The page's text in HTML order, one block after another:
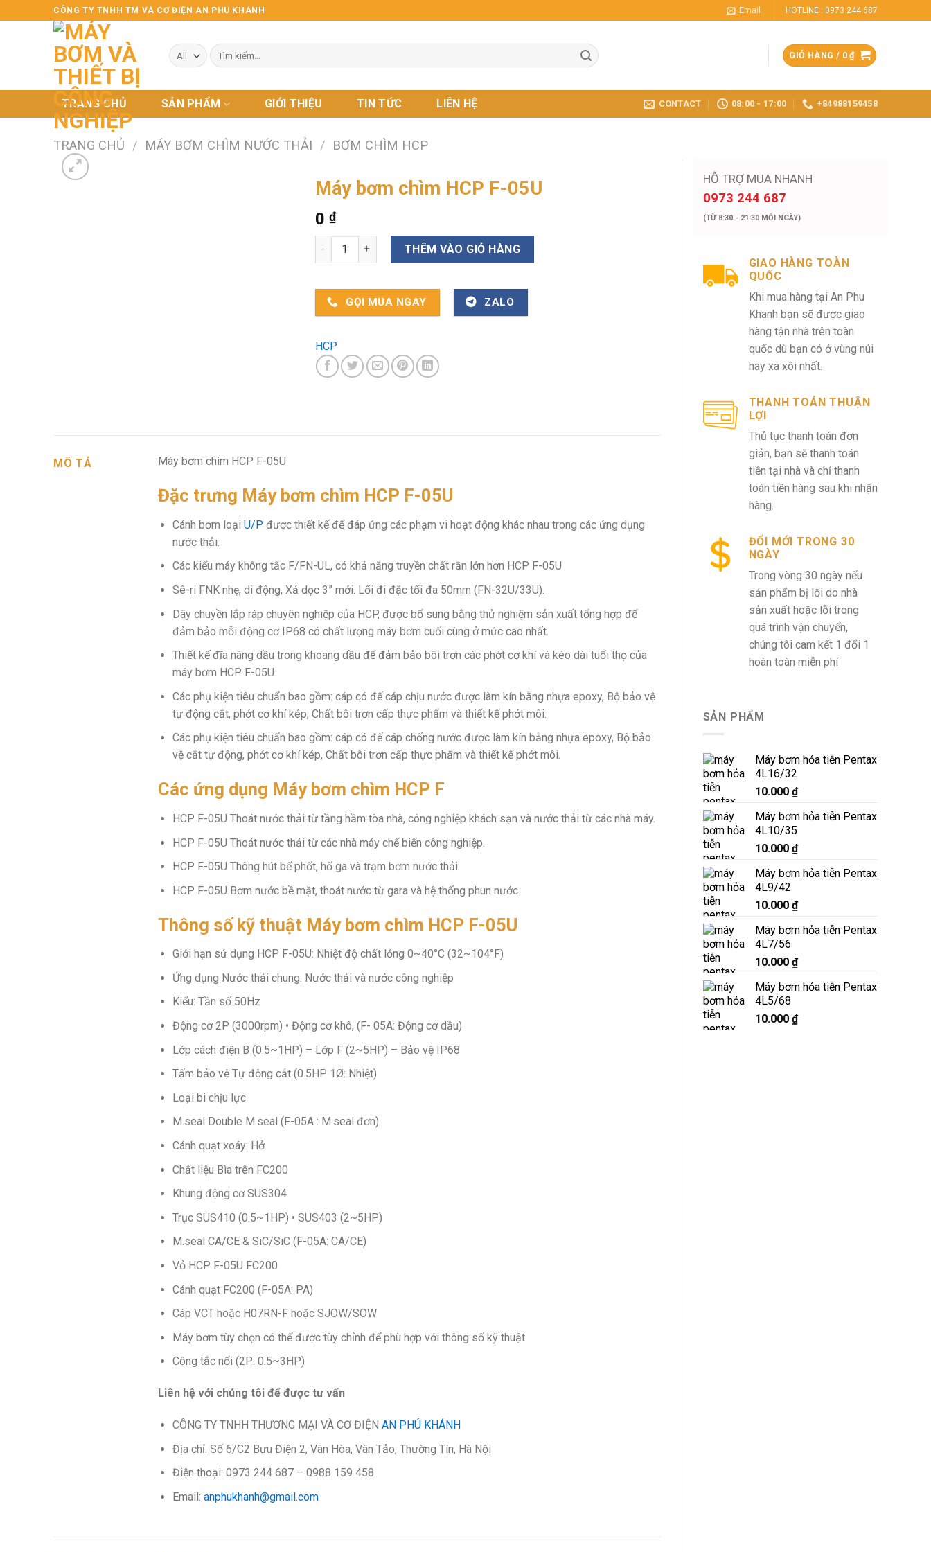
to
CÔNG TY TNHH TM VÀ CƠ ĐIỆN AN PHÚ KHÁNH Email HOTLINE : 0973 244 687
Tìm
kiếm:
GIỎ HÀNG / 0₫
TRANG CHỦ SẢN PHẨM GIỚI THIỆU TIN TỨC LIÊN HỆ CONTACT 08:00 - 17:00 +84988159458
TRANG CHỦ / MÁY BƠM CHÌM NƯỚC THẢI / BƠM CHÌM HCP
HỖ TRỢ MUA NHANH
0973 244 687
(TỪ 8:30 - 21:30 MỖI NGÀY)
GIAO HÀNG TOÀN
QUỐC
Khi mua hàng tại An Phu
Khanh bạn sẽ được giao
hàng tận nhà trên toàn
quốc dù bạn có ở vùng núi
hay xa xôi nhất.
THANH TOÁN THUẬN
LỢI
Thủ tục thanh toán đơn
giản, bạn sẽ thanh toán
tiền tại nhà và chỉ thanh
toán tiền hàng sau khi nhận
hàng.
ĐỔI MỚI TRONG 30
NGÀY
Trong vòng 30 ngày nếu
sản phẩm bị lỗi do nhà
sản xuất hoặc lỗi trong
quá trình vận chuyển,
chúng tôi cam kết 1 đổi 1
hoàn toàn miễn phí
SẢN PHẨM
Máy bơm hỏa tiễn Pentax
4L16/32
10.000 ₫
Máy bơm hỏa tiễn Pentax
4L10/35
10.000 ₫
Máy bơm hỏa tiễn Pentax
4L9/42
10.000 ₫
Máy bơm hỏa tiễn Pentax
4L7/56
10.000 ₫
Máy bơm hỏa tiễn Pentax
4L5/68
10.000 ₫
Máy bơm chìm HCP F-05U
0 ₫
Máy bơm chìm HCP F-05U số lượng
THÊM VÀO GIỎ HÀNG
GỌI MUA NGAY ZALO
HCP
MÔ TẢ Máy bơm chìm HCP F-05U
Đặc trưng Máy bơm chìm HCP F-05U
Cánh bơm loại U/P được thiết kế để đáp ứng các phạm vi hoạt động khác nhau trong các ứng dụng
nước thải.
Các kiểu máy không tắc F/FN-UL, có khả năng truyền chất rắn lớn hơn HCP F-05U
Sê-ri FNK nhẹ, di động, Xả dọc 3” mới. Lối đi đặc tối đa 50mm (FN-32U/33U).
Dây chuyền lắp ráp chuyên nghiệp của HCP, được bổ sung bằng thử nghiệm sản xuất tổng hợp để
đảm bảo mỗi động cơ IP68 có chất lượng máy bơm cuối cùng ở mức cao nhất.
Thiết kế đĩa nâng dầu trong khoang dầu để đảm bảo bôi trơn các phớt cơ khí và kéo dài tuổi thọ của
máy bơm HCP F-05U
Các phụ kiện tiêu chuẩn bao gồm: cáp có đế cáp chịu nước được làm kín bằng nhựa epoxy, Bộ bảo vệ
tự động cắt, phớt cơ khí kép, Chất bôi trơn cấp thực phẩm và thiết kế phớt môi.
Các phụ kiện tiêu chuẩn bao gồm: cáp có đế cáp chống nước được làm kín bằng nhựa epoxy, Bộ bảo
vệ cắt tự động, phớt cơ khí kép, Chất bôi trơn cấp thực phẩm và thiết kế phớt môi.
Các ứng dụng Máy bơm chìm HCP F
HCP F-05U Thoát nước thải từ tầng hầm tòa nhà, công nghiệp khách sạn và nước thải từ các nhà máy.
HCP F-05U Thoát nước thải từ các nhà máy chế biến công nghiệp.
HCP F-05U Thông hút bể phốt, hố ga và trạm bơm nước thải.
HCP F-05U Bơm nước bề mặt, thoát nước từ gara và hệ thống phun nước.
Thông số kỹ thuật Máy bơm chìm HCP F-05U
Giới hạn sử dụng HCP F-05U: Nhiệt độ chất lỏng 0~40°C (32~104°F)
Ứng dụng Nước thải chung: Nước thải và nước công nghiệp
Kiểu: Tần số 50Hz
Động cơ 2P (3000rpm) • Động cơ khô, (F- 05A: Động cơ dầu)
Lớp cách điện B (0.5~1HP) – Lớp F (2~5HP) – Bảo vệ IP68
Tấm bảo vệ Tự động cắt (0.5HP 1Ø: Nhiệt)
Loại bi chịu lực
M.seal Double M.seal (F-05A : M.seal đơn)
Cánh quạt xoáy: Hở
Chất liệu Bìa trên FC200
Khung động cơ SUS304
Trục SUS410 (0.5~1HP) • SUS403 (2~5HP)
M.seal CA/CE & SiC/SiC (F-05A: CA/CE)
Vỏ HCP F-05U FC200
Cánh quạt FC200 (F-05A: PA)
Cáp VCT hoặc H07RN-F hoặc SJOW/SOW
Máy bơm tùy chọn có thể được tùy chỉnh để phù hợp với thông số kỹ thuật
Công tắc nổi (2P: 0.5~3HP)
Liên hệ với chúng tôi để được tư vấn
CÔNG TY TNHH THƯƠNG MẠI VÀ CƠ ĐIỆN AN PHÚ KHÁNH
Địa chỉ: Số 6/C2 Bưu Điện 2, Vân Hòa, Vân Tảo, Thường Tín, Hà Nội
Điện thoại: 0973 244 687 – 0988 159 458
Email: anphukhanh@gmail.com